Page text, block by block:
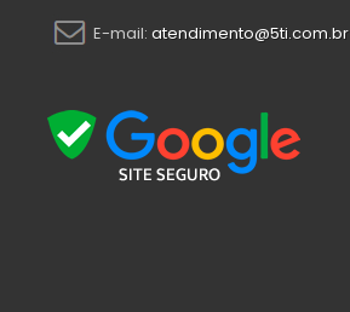
E-mail: atendimento@5ti.com.br